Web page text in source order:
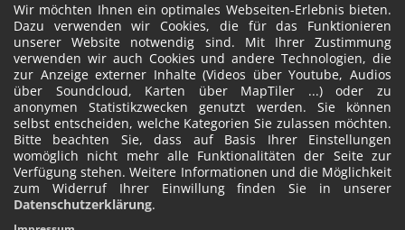
Wir möchten Ihnen ein optimales Webseiten-Erlebnis bieten.
Dazu verwenden wir Cookies, die für das Funktionieren
unserer Website notwendig sind. Mit Ihrer Zustimmung
verwenden wir auch Cookies und andere Technologien, die
zur Anzeige externer Inhalte (Videos über Youtube, Audios
über Soundcloud, Karten über MapTiler ...) oder zu
anonymen Statistikzwecken genutzt werden. Sie können
selbst entscheiden, welche Kategorien Sie zulassen möchten.
Bitte beachten Sie, dass auf Basis Ihrer Einstellungen
womöglich nicht mehr alle Funktionalitäten der Seite zur
Verfügung stehen. Weitere Informationen und die Möglichkeit
zum Widerruf Ihrer Einwillung finden Sie in unserer
Datenschutzerklärung.